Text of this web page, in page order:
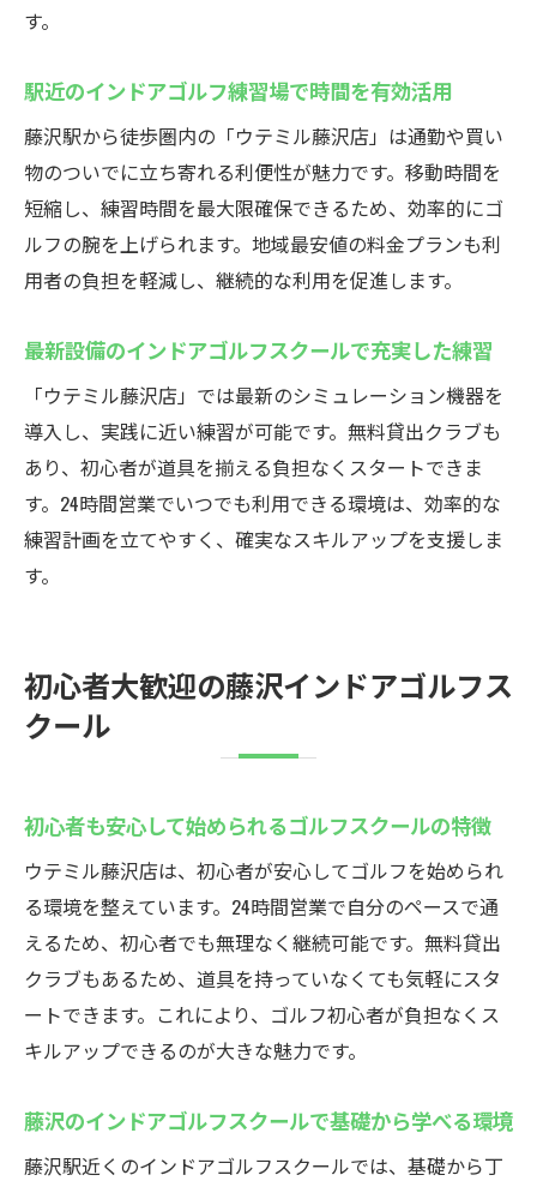
藤沢駅近でアクセス抜群のゴルフ練習場
毎日通えるインドアゴルフで効率的に上達
コスパ抜群の通い放題インドアゴルフスク
ール
忙しい社会人も続けやすい練習環境を提供
地域最安値！藤沢の24時間インドアゴルフウテ
ミル
ドアゴルフスクール
コストパフォーマンス重視の方におすすめ
のゴルフ練習場
24時間営業で低価格を実現したスクールの
費用を抑えてゴルフを継続できる練習環境
初期費用を気にせず始められるゴルフスク
ール
手ぶらで通える無料貸出クラブ完備のゴル
フスクール
初心者に優しい貸出クラブ付きインドアゴ
ルフの魅力
荷物不要で気軽に通える練習場が人気
フスクール
無料貸出クラブで急な練習も安心して参加
す。
駅近のインドアゴルフ練習場で時間を有効活用
藤沢駅から徒歩圏内の「ウテミル藤沢店」は通勤や買い
物のついでに立ち寄れる利便性が魅力です。移動時間を
短縮し、練習時間を最大限確保できるため、効率的にゴ
ルフの腕を上げられます。地域最安値の料金プランも利
用者の負担を軽減し、継続的な利用を促進します。
最新設備のインドアゴルフスクールで充実した練習
「ウテミル藤沢店」では最新のシミュレーション機器を
導入し、実践に近い練習が可能です。無料貸出クラブも
あり、初心者が道具を揃える負担なくスタートできま
す。24時間営業でいつでも利用できる環境は、効率的な
練習計画を立てやすく、確実なスキルアップを支援しま
す。
初心者大歓迎の藤沢インドアゴルフス
クール
初心者も安心して始められるゴルフスクールの特徴
ウテミル藤沢店は、初心者が安心してゴルフを始められ
る環境を整えています。24時間営業で自分のペースで通
えるため、初心者でも無理なく継続可能です。無料貸出
クラブもあるため、道具を持っていなくても気軽にスタ
ートできます。これにより、ゴルフ初心者が負担なくス
キルアップできるのが大きな魅力です。
藤沢のインドアゴルフスクールで基礎から学べる環境
藤沢駅近くのインドアゴルフスクールでは、基礎から丁